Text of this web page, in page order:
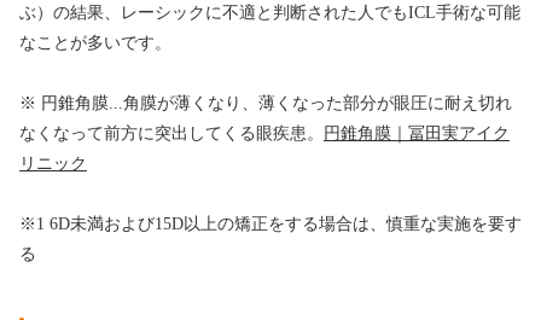
ぶ）の結果、レーシックに不適と判断された人でもICL手術な可能
なことが多いです。
※ 円錐角膜...角膜が薄くなり、薄くなった部分が眼圧に耐え切れ
なくなって前方に突出してくる眼疾患。
円錐角膜｜冨田実アイク
リニック
※1 6D未満および15D以上の矯正をする場合は、慎重な実施を要す
る